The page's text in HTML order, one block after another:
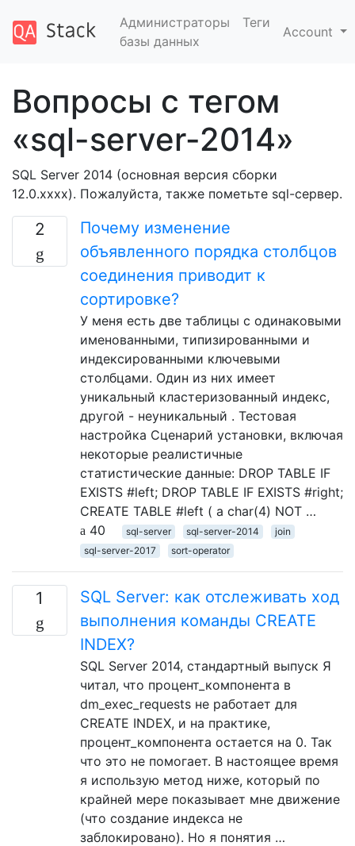
Администраторы
базы данных
Теги
Account
Вопросы с тегом
«sql-server-2014»
SQL Server 2014 (основная версия сборки
12.0.xxxx). Пожалуйста, также пометьте sql-сервер.
2
Почему изменение
объявленного порядка столбцов
соединения приводит к
сортировке?
У меня есть две таблицы с одинаковыми
именованными, типизированными и
индексированными ключевыми
столбцами. Один из них имеет
уникальный кластеризованный индекс,
другой - неуникальный . Тестовая
настройка Сценарий установки, включая
некоторые реалистичные
статистические данные: DROP TABLE IF
EXISTS #left; DROP TABLE IF EXISTS #right;
CREATE TABLE #left ( a char(4) NOT …
40
sql-server sql-server-2014
join
sql-server-2017
sort-operator
1
SQL Server: как отслеживать ход
выполнения команды CREATE
INDEX?
SQL Server 2014, стандартный выпуск Я
читал, что процент_компонента в
dm_exec_requests не работает для
CREATE INDEX, и на практике,
процент_компонента остается на 0. Так
что это не помогает. В настоящее время
я использую метод ниже, который по
крайней мере показывает мне движение
(что создание индекса не
заблокировано). Но я понятия …